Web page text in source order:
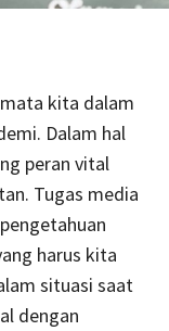
mata kita dalam
Dalam hal
peran vital
Tugas media
harus kita
situasi saat
dengan